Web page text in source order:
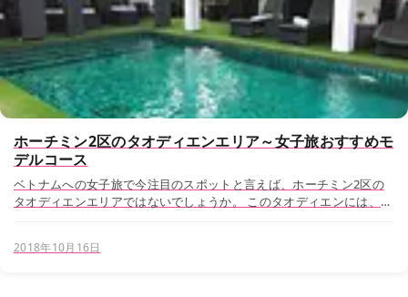
ホーチミン2区のタオディエンエリア～女子旅おすすめモ
デルコース
ベトナムへの女子旅で今注目のスポットと言えば、ホーチミン2区の
タオディエンエリアではないでしょうか。 このタオディエンには、欧
2018年10月16日